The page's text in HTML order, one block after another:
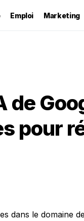
Emploi Marketing
de
pour
dans le domaine